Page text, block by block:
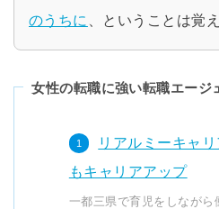
のうちに
、ということは覚
女性の転職に強い転職エージ
リアルミーキャ
もキャリアアップ
一都三県で育児をしながら